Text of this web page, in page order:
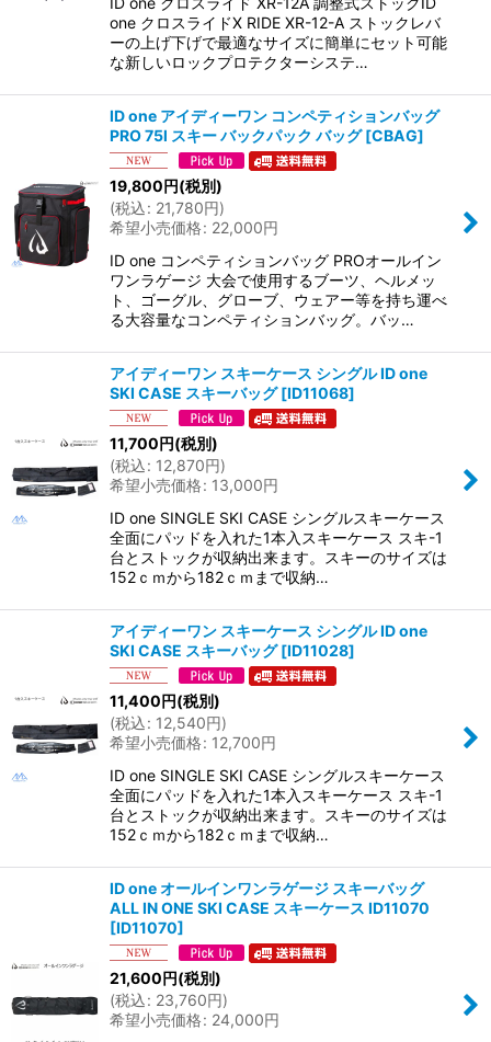
one クロスライドX RIDE XR-12-A ストックレバ
ーの上げ下げで最適なサイズに簡単にセット可能
な新しいロックプロテクターシステ…
ID one アイディーワン コンペティションバッグ
PRO 75l スキー バックパック バッグ [CBAG]
19,800円(税別)
(税込: 21,780円)
希望小売価格: 22,000円
ID one コンペティションバッグ PROオールイン
ワンラゲージ 大会で使用するブーツ、ヘルメッ
ト、ゴーグル、グローブ、ウェアー等を持ち運べ
る大容量なコンペティションバッグ。バッ…
アイディーワン スキーケース シングル ID one
SKI CASE スキーバッグ [ID11068]
11,700円(税別)
(税込: 12,870円)
希望小売価格: 13,000円
ID one SINGLE SKI CASE シングルスキーケース
全面にパッドを入れた1本入スキーケース スキ-1
台とストックが収納出来ます。スキーのサイズは
152ｃｍから182ｃｍまで収納…
アイディーワン スキーケース シングル ID one
SKI CASE スキーバッグ [ID11028]
11,400円(税別)
(税込: 12,540円)
希望小売価格: 12,700円
ID one SINGLE SKI CASE シングルスキーケース
全面にパッドを入れた1本入スキーケース スキ-1
台とストックが収納出来ます。スキーのサイズは
152ｃｍから182ｃｍまで収納…
ID one オールインワンラゲージ スキーバッグ
ALL IN ONE SKI CASE スキーケース ID11070
[ID11070]
21,600円(税別)
(税込: 23,760円)
希望小売価格: 24,000円